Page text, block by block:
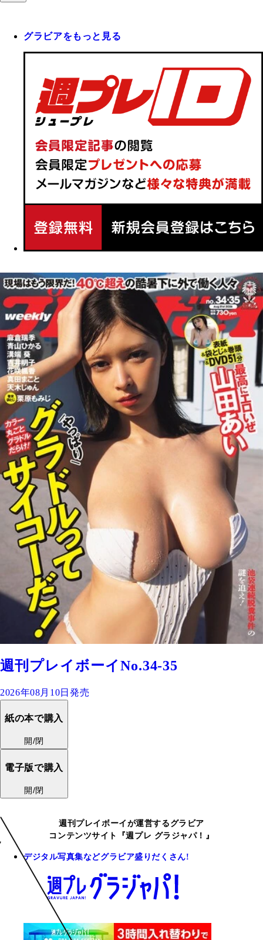
グラビアをもっと見る
週刊プレイボーイNo.34-35
2026年08月10日発売
紙の本で購入
開/閉
電子版で購入
開/閉
週刊プレイボーイが運営するグラビア
コンテンツサイト『週プレ グラジャパ！』
デジタル写真集などグラビア盛りだくさん!